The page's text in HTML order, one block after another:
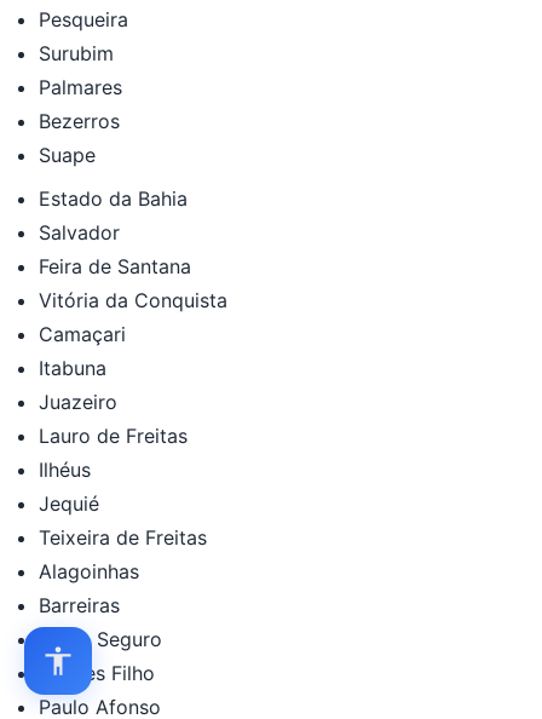
Pesqueira
Surubim
Palmares
Bezerros
Suape
Estado da Bahia
Salvador
Feira de Santana
Vitória da Conquista
Camaçari
Itabuna
Juazeiro
Lauro de Freitas
Ilhéus
Jequié
Teixeira de Freitas
Alagoinhas
Barreiras
Porto Seguro
Simões Filho
Paulo Afonso